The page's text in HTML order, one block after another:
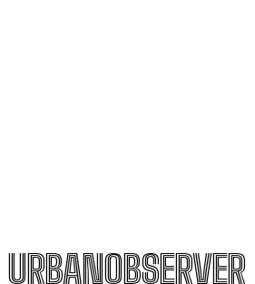
URBANOBSERVER